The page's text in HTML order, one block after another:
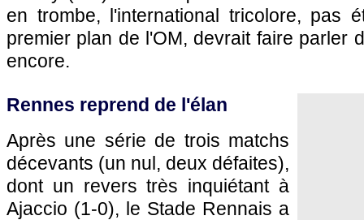
en trombe, l'international tricolore, pas
premier plan de l'OM, devrait faire parler
encore.
Rennes reprend de l'élan
Après une série de trois matchs
décevants (un nul, deux défaites),
dont un revers très inquiétant à
Ajaccio (1-0), le Stade Rennais a